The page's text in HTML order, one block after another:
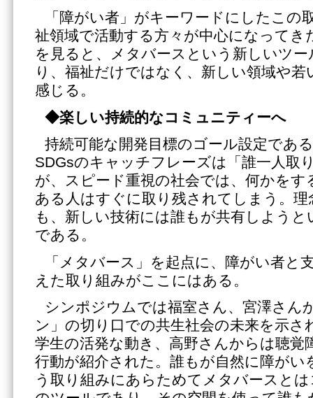
「障がい者」がキーワードにしたこの
祉領域で活動する方々が中心になってき
を見ると、メタバースという新しいツ
り、福祉だけではなく、新しい領域や
感じる。
◆楽しい持続的なコミュニティーへ
持続可能な開発目標のゴール設定であ
SDGsのキャッチフレーズは「誰一人取
が、スピード重視の社会では、何かをす
ある人はすぐに取り残されてしまう。
も、新しい技術には誰もが共有しよう
である。
「メタバース」を起点に、障がい者と
えた取り組みがここにはある。
シンポジウムでは福室さん、宮澤さん
ン」の切り口での共生社会の未来を示さ
学生の活発な動き、高野さんからは聴覚
行動が紹介された。誰もが自然に障が
う取り組みにあらためてメタバースと